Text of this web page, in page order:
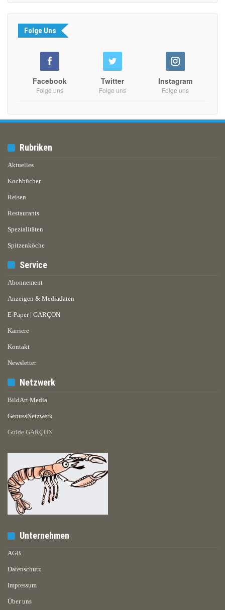
Folge Uns
Facebook
Folge uns
Twitter
Folge uns
Instagram
Folge uns
Rubriken
Aktuelles
Kochbücher
Reisen
Restaurants
Spezialitäten
Spitzenköche
Service
Abonnement
Anzeigen & Mediadaten
E-Paper | GARÇON
Karriere
Kontakt
Newsletter
Netzwerk
BildArt Media
GenussNetzwerk
Guide GARÇON
Unternehmen
AGB
Datenschutz
Impressum
Über uns